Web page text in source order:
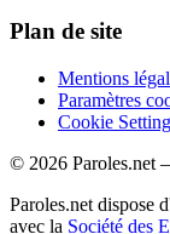
Plan de site
Mentions
Paramètres
Cookie
© 2026 Paroles.net
Paroles.net dispose
avec la Société des